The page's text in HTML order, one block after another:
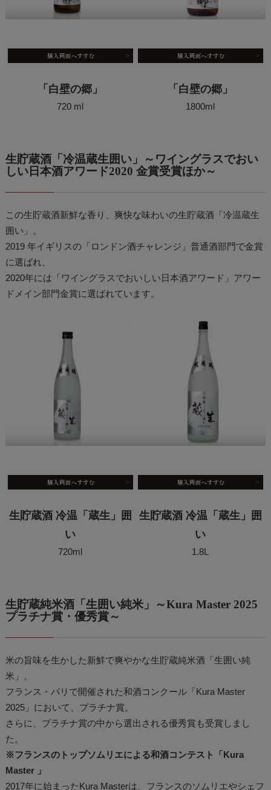
「白壁の郷」
720 ml
「白壁の郷」
1800ml
生貯蔵酒「冷温蔵生囲い」～ワイングラスでおい
しい日本酒アワード2020 金賞受賞ほか～
この生貯蔵酒新鮮な香り、爽快な味わいの生貯蔵酒「冷温蔵生
囲い」。
2019 年イギリスの「ロンドン酒チャレンジ」普通酒部門で金賞
に選ばれ、
2020年には「ワイングラスでおいしい日本酒アワード」アワー
ドメイン部門金賞に選ばれています。
生貯蔵酒 冷温「蔵生」囲
い
720ml
生貯蔵酒 冷温「蔵生」囲
い
1.8L
生貯蔵純米酒「生囲い純米」～Kura Master 2025
プラチナ賞・優秀賞～
米の旨味を生かした新鮮で爽やかな生貯蔵純米酒「生囲い純
米」。
フランス・パリで開催された和酒コンクール「Kura Master
2025」において、プラチナ賞。
さらに、プラチナ賞の中から選出される優秀賞も受賞しまし
た。
※フランスのトップソムリエによる和酒コンテスト「Kura
Master 」
2017年に始まったKura Masterは、フランスのソムリエやシェフ